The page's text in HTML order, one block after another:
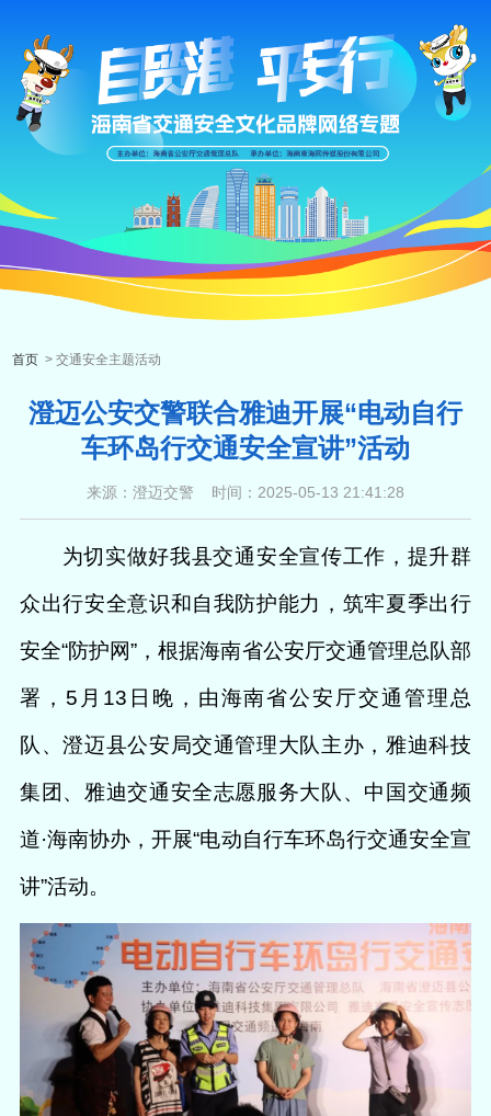
首页 > 交通安全主题活动
澄迈公安交警联合雅迪开展“电动自行
车环岛行交通安全宣讲”活动
来源：澄迈交警 时间：2025-05-13 21:41:28
为切实做好我县交通安全宣传工作，提升群
众出行安全意识和自我防护能力，筑牢夏季出行
安全“防护网”，根据海南省公安厅交通管理总队部
署，5月13日晚，由海南省公安厅交通管理总
队、澄迈县公安局交通管理大队主办，雅迪科技
集团、雅迪交通安全志愿服务大队、中国交通频
道·海南协办，开展“电动自行车环岛行交通安全宣
讲”活动。